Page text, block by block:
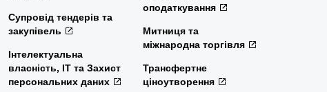
Супровід тендерів та
закупівель
Інтелектуальна
власність, ІТ та Захист
персональних даних
оподаткування
Митниця та
міжнародна торгівля
Трансфертне
ціноутворення